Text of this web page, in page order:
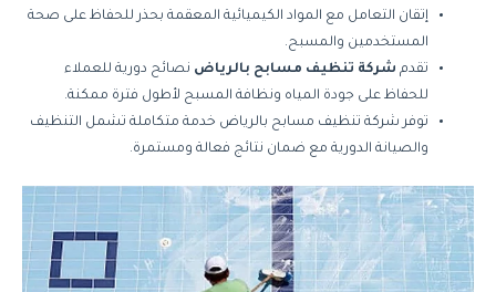
إتقان التعامل مع المواد الكيميائية المعقمة بحذر للحفاظ على صحة
المستخدمين والمسبح.
تقدم شركة تنظيف مسابح بالرياض نصائح دورية للعملاء
للحفاظ على جودة المياه ونظافة المسبح لأطول فترة ممكنة.
توفر شركة تنظيف مسابح بالرياض خدمة متكاملة تشمل التنظيف
والصيانة الدورية مع ضمان نتائج فعالة ومستمرة.